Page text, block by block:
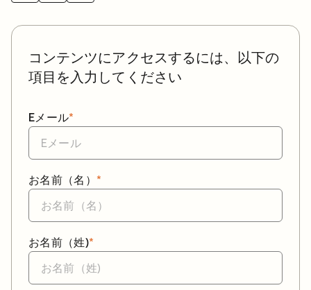
コンテンツにアクセスするには、以下の
項目を入力してください
*
Eメール
*
お名前（名）
*
お名前（姓)